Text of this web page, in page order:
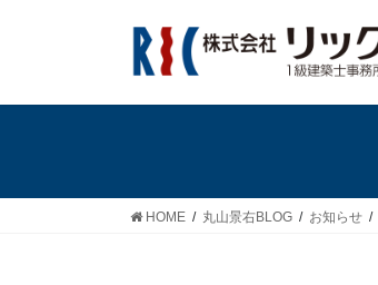
キ
に
HOME 丸山景右BLOG お知らせ